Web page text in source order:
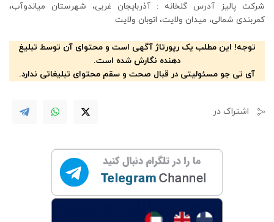
شرکت پالیز آدرس گلخانه : آذربایجان غربی، شهرستان میاندوآب،
کمربندی شمالی، میدان ولایت، اتوبان ولایت
توجه! این مطلب یک رپورتاژ آگهی است و محتوای آن توسط تبلیغ
دهنده نگارش شده است.
آی تی جو مسئولیتی در قبال صحت و سقم محتوای تبلیغاتی ندارد.
اشتراک در